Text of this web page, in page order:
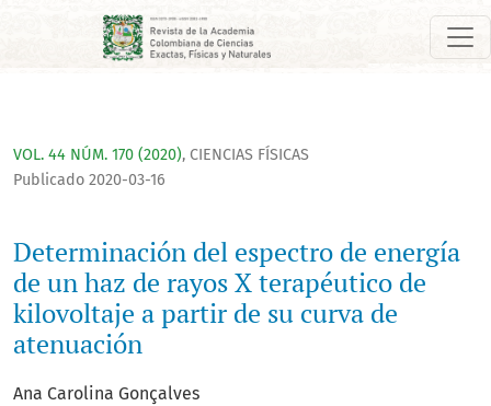
Determinación del espectro de energía de un haz de rayos
VOL. 44 NÚM. 170 (2020), CIENCIAS FÍSICAS
Determinación del espectro de energía
de un haz de rayos X terapéutico de
kilovoltaje a partir de su curva de
atenuación
Publicado 2020-03-16
Ana Carolina Gonçalves